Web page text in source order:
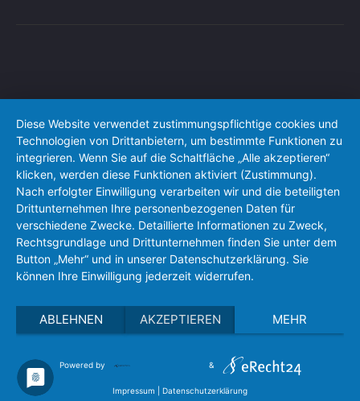
Diese Website verwendet zustimmungspflichtige cookies und
Technologien von Drittanbietern, um bestimmte Funktionen zu
integrieren. Wenn Sie auf die Schaltfläche „Alle akzeptieren“
klicken, werden diese Funktionen aktiviert (Zustimmung).
Nach erfolgter Einwilligung verarbeiten wir und die beteiligten
Drittunternehmen Ihre personenbezogenen Daten für
verschiedene Zwecke. Detaillierte Informationen zu Zweck,
Rechtsgrundlage und Drittunternehmen finden Sie unter dem
Button „Mehr“ und in unserer Datenschutzerklärung. Sie
können Ihre Einwilligung jederzeit widerrufen.
ABLEHNEN AKZEPTIEREN MEHR
Powered by &
Impressum Datenschutzerklärung